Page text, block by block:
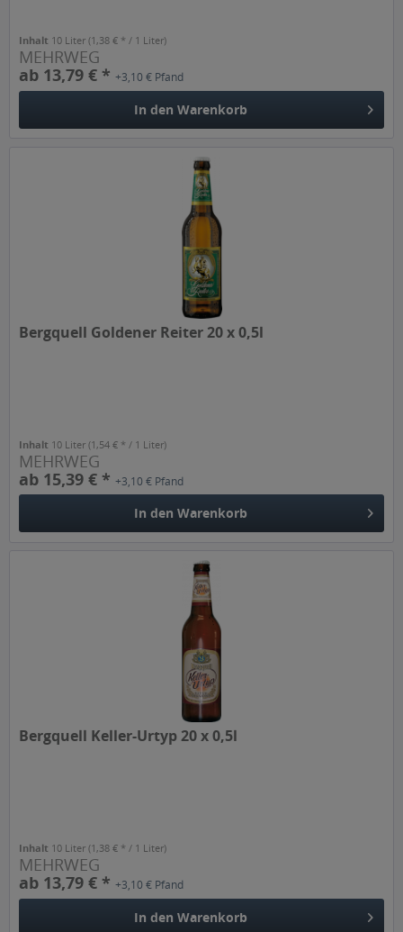
Inhalt 10 Liter(1,38 € * / 1 Liter)
MEHRWEG
ab 13,79 € *+3,10 € Pfand
In den Warenkorb
Bergquell Goldener Reiter 20 x 0,5l
Inhalt 10 Liter(1,54 € * / 1 Liter)
MEHRWEG
ab 15,39 € *+3,10 € Pfand
In den Warenkorb
Bergquell Keller-Urtyp 20 x 0,5l
Inhalt 10 Liter(1,38 € * / 1 Liter)
MEHRWEG
ab 13,79 € *+3,10 € Pfand
In den Warenkorb